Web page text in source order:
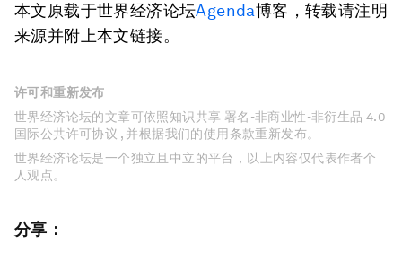
本文原载于世界经济论坛Agenda博客，转载请注明
来源并附上本文链接。
许可和重新发布
世界经济论坛的文章可依照知识共享 署名-非商业性-非衍生品 4.0
国际公共许可协议 , 并根据我们的使用条款重新发布。
世界经济论坛是一个独立且中立的平台，以上内容仅代表作者个
人观点。
分享：